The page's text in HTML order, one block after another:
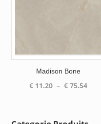
Madison Bone
€11.20 – €75.54Plage